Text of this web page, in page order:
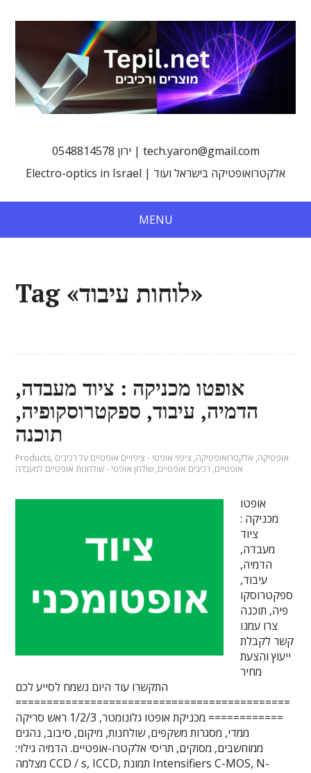
0548814578 ירון | tech.yaron@gmail.com
Electro-optics in Israel | אלקטרואופטיקה בישראל ועוד
MENU
Tag «לוחות עיבוד»
אופטו מכניקה : ציוד מעבדה,
הדמיה, עיבוד, ספקטרוסקופיה,
תוכנה
Products, אופטיקה, אלקטרואופטיקה, ציפוי אופטי - ציפויים אופטיים על רכיבים
אופטיים, רכיבים אופטיים, שולחן אופטי - שולחנות אופטיים למעבדה
אופטו
מכניקה :
ציוד
מעבדה,
הדמיה,
עיבוד,
ספקטרוסקו
פיה, תוכנה
צרו עמנו
קשר לקבלת
ייעוץ והצעת
מחיר
התקשרו עוד היום נשמח לסייע לכם
============================================
============ מכניקת אופטו גלונומטר, 1/2/3 ראש סריקה
ממדי, מסגרות משקפים, שולחנות, מיקום, סיבוב, נהגים
ממוחשבים, מסוקים, תריסי אלקטרו-אופטיים. הדמיה גילוי:
מצלמה CCD / s, ICCD, תמונת Intensifiers C-MOS, N-